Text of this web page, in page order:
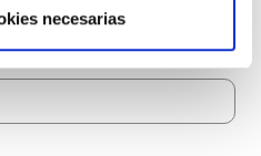
necesarias